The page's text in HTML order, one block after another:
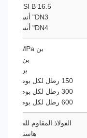
DN2" ANSI B 16.5
الفولاذ المقاوم للصدأ 316L
هاستيلوي سي